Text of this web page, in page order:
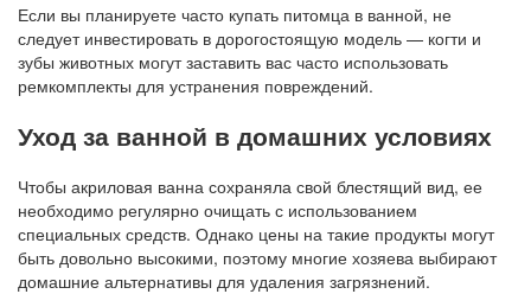
Если вы планируете часто купать питомца в ванной, не
следует инвестировать в дорогостоящую модель — когти и
зубы животных могут заставить вас часто использовать
ремкомплекты для устранения повреждений.
Уход за ванной в домашних условиях
Чтобы акриловая ванна сохраняла свой блестящий вид, ее
необходимо регулярно очищать с использованием
специальных средств. Однако цены на такие продукты могут
быть довольно высокими, поэтому многие хозяева выбирают
домашние альтернативы для удаления загрязнений.